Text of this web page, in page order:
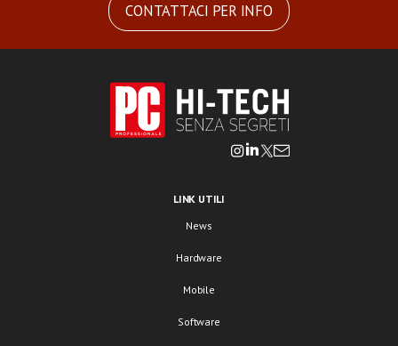
CONTATTACI PER INFO
LINK UTILI
News
Hardware
Mobile
Software